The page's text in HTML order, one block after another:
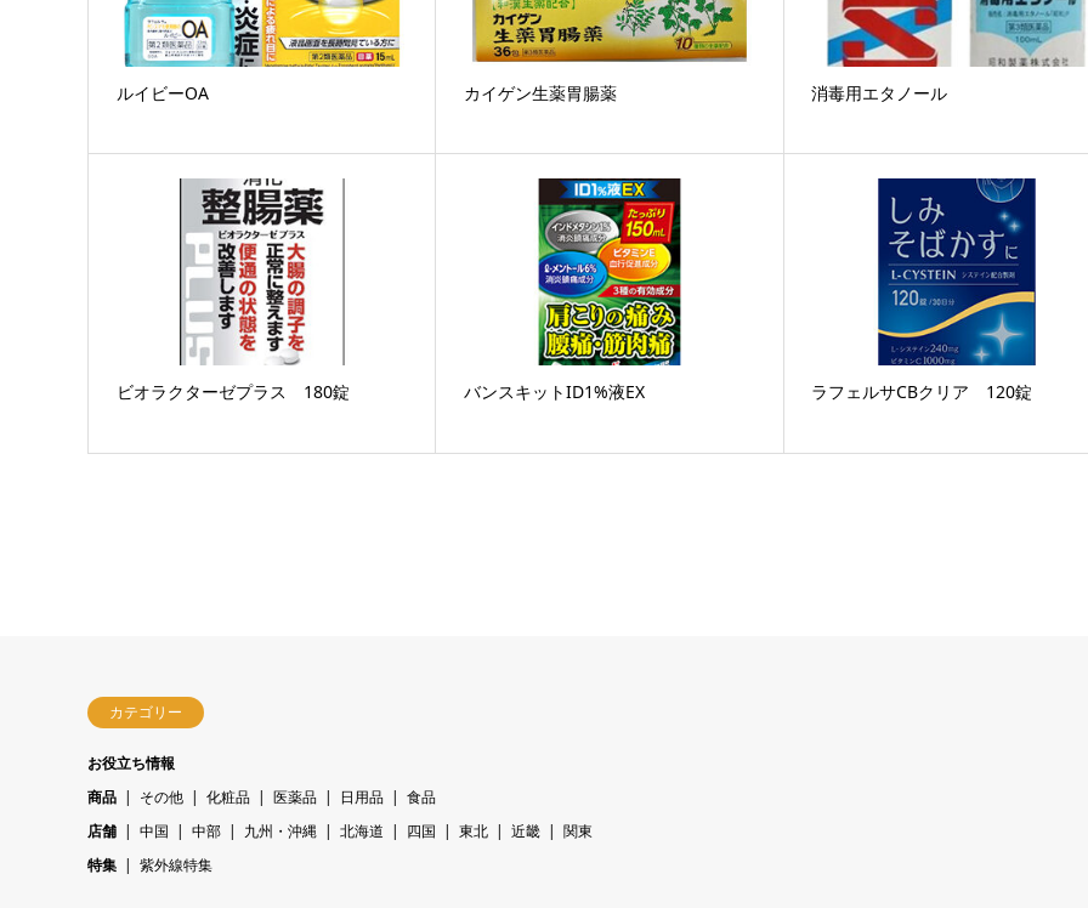
ルイビーOA カイゲン生薬胃腸薬 消毒用エタノール
ビオラクターゼプラス 180錠 バンスキットID1%液EX ラフェルサCBクリア 120錠
カテゴリー
お役立ち情報
商品
その他 化粧品 医薬品 日用品
食品
店舗
中国 中部 九州・沖縄 北海道 四国 東北 近畿
関東
特集
紫外線特集